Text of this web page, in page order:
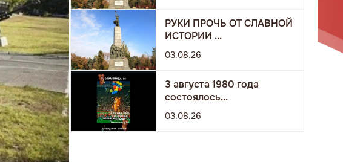
РУКИ ПРОЧЬ ОТ СЛАВНОЙ
ИСТОРИИ ...
03.08.26
3 августа 1980 года
состоялось...
03.08.26